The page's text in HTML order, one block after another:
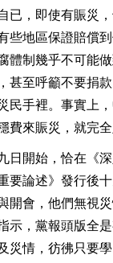
已，即使有賑災
些地區保證賠償
體制幾乎不可能
甚至呼籲不要捐
民手裡。事實上
費來賑災，就完全
日開始，恰在《
要論述》發行後
開會，他們無視
示，黨報頭版全
災情，彷彿只要